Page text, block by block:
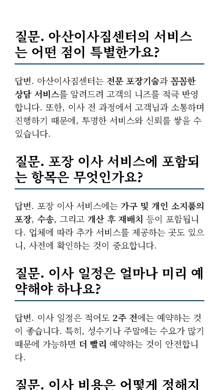
질문. 아산이사짐센터의 서비스
는 어떤 점이 특별한가요?
답변. 아산이사짐센터는 전문 포장기술과꼼꼼한
상담 서비스를 알려드려 고객의 니즈를 적극 반영
합니다. 또한, 이사 전 과정에서 고객님과 소통하며
진행하기 때문에, 투명한 서비스와 신뢰를 쌓을 수
있습니다.
질문. 포장 이사 서비스에 포함되
는 항목은 무엇인가요?
답변. 포장 이사 서비스에는 가구 및 개인 소지품의
포장, 수송, 그리고 개산 후 재배치 등이 포함됩니
다. 업체에 따라 추가 서비스를 제공하는 곳도 있으
니, 사전에 확인하는 것이 중요합니다.
질문. 이사 일정은 얼마나 미리 예
약해야 하나요?
답변. 이사 일정은 적어도 2주 전에는 예약하는 것
이 좋습니다. 특히, 성수기나 주말에는 수요가 많기
때문에 가능하면 더 빨리 예약하는 것이 안전합니
다.
질문. 이사 비용은 어떻게 정해지